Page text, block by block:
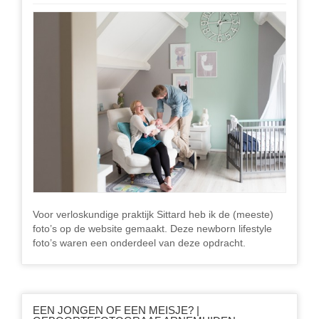
Voor verloskundige praktijk Sittard heb ik de (meeste)
foto’s op de website gemaakt. Deze newborn lifestyle
foto’s waren een onderdeel van deze opdracht.
EEN JONGEN OF EEN MEISJE? |